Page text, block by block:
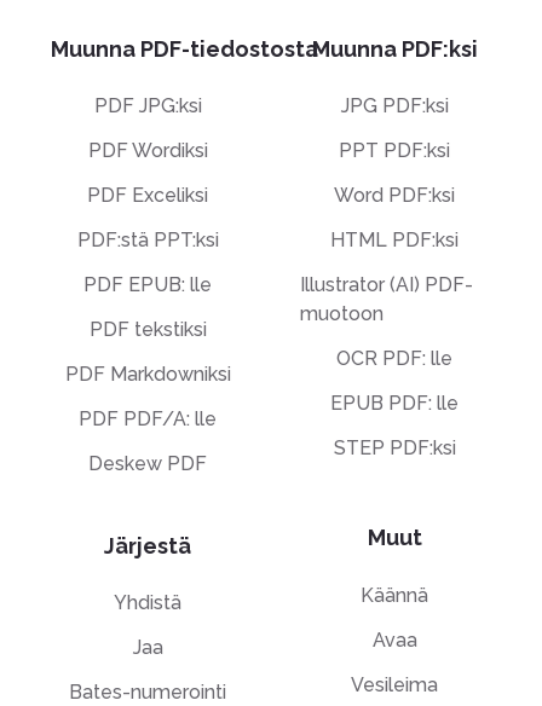
Muunna PDF-tiedostosta
PDF JPG:ksi
PDF Wordiksi
PDF Exceliksi
PDF:stä PPT:ksi
PDF EPUB: lle
PDF tekstiksi
PDF Markdowniksi
PDF PDF/A: lle
Deskew PDF
Järjestä
Yhdistä
Jaa
Bates-numerointi
Muunna PDF:ksi
JPG PDF:ksi
PPT PDF:ksi
Word PDF:ksi
HTML PDF:ksi
Illustrator (AI) PDF-
muotoon
OCR PDF: lle
EPUB PDF: lle
STEP PDF:ksi
Muut
Käännä
Avaa
Vesileima